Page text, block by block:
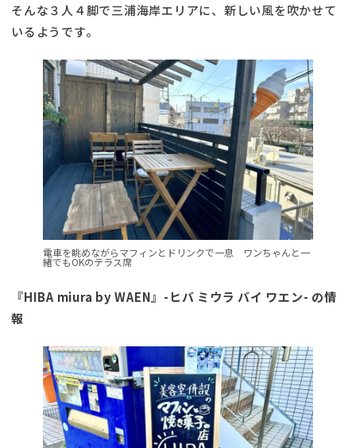
そんな３人４脚で三浦海岸エリアに、新しい風を吹かせて
いるようです。
電車を眺めながらマフィンとドリンクで一息 ワンちゃんと一
緒でもOKのテラス席
『HIBA miura by WAEN』-ヒバ ミウラ バイ ワエン- の情
報